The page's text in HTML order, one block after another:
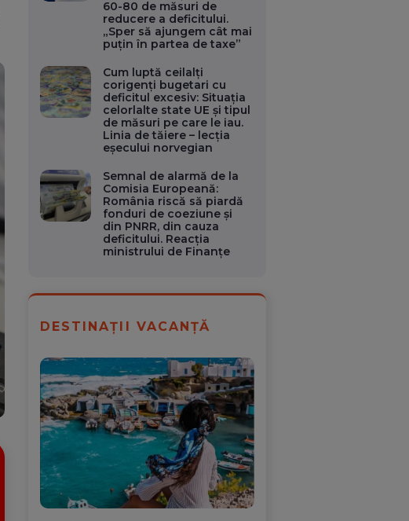
60-80 de măsuri de
reducere a deficitului.
„Sper să ajungem cât mai
puțin în partea de taxe”
Cum luptă ceilalți
corigenți bugetari cu
deficitul excesiv: Situația
celorlalte state UE și tipul
de măsuri pe care le iau.
Linia de tăiere – lecția
eșecului norvegian
Semnal de alarmă de la
Comisia Europeană:
România riscă să piardă
fonduri de coeziune și
din PNRR, din cauza
deficitului. Reacția
ministrului de Finanțe
DESTINAȚII VACANȚĂ